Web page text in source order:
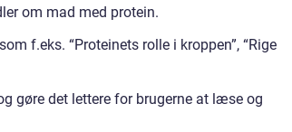
om mad med protein.
f.eks. “Proteinets rolle i kroppen”, “Rige
gøre det lettere for brugerne at læse og